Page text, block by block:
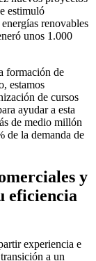
estimuló
renovables
unos 1.000
formación de
estamos
de cursos
ayudar a esta
de medio millón
de la demanda de
y
eficiencia
experiencia e
a un